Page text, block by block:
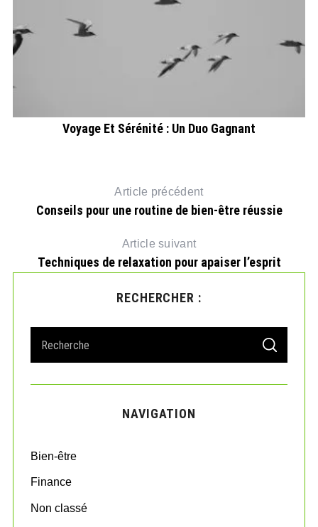
Voyage Et Sérénité : Un Duo Gagnant
Article précédent
Conseils pour une routine de bien-être réussie
Article suivant
Techniques de relaxation pour apaiser l’esprit
RECHERCHER :
a
r
o
:
S
A
C
NAVIGATION
Bien-être
Finance
Non classé